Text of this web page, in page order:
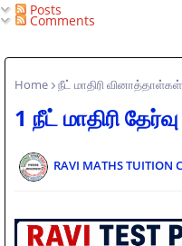
Posts
Comments
Home நீட் மாதிரி வினாத்தாள்கள்
1 நீட் மாதிரி
RAVI MATHS TUITION